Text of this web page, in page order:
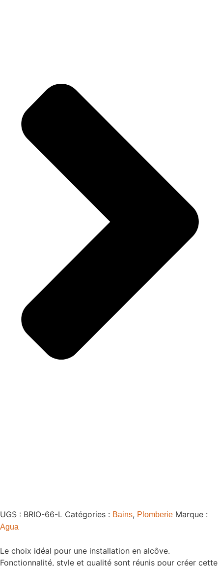
UGS : BRIO-66-L Catégories : Bains, Plomberie Marque :
Agua
Le choix idéal pour une installation en alcôve.
Fonctionnalité, style et qualité sont réunis pour créer cette